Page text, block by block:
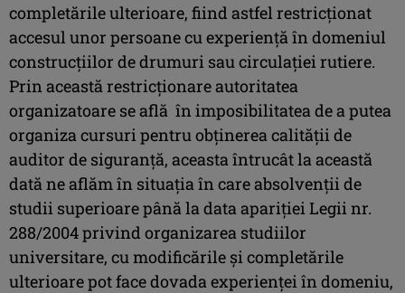
completările ulterioare, fiind astfel restricţionat
accesul unor persoane cu experienţă în domeniul
construcţiilor de drumuri sau circulaţiei rutiere.
Prin această restricţionare autoritatea
organizatoare se află în imposibilitatea de a putea
organiza cursuri pentru obţinerea calităţii de
auditor de siguranţă, aceasta întrucât la această
dată ne aflăm în situaţia în care absolvenţii de
studii superioare până la data apariţiei Legii nr.
288/2004 privind organizarea studiilor
universitare, cu modificările şi completările
ulterioare pot face dovada experienţei în domeniu,